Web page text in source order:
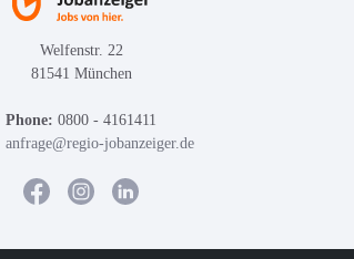
Welfenstr. 22
81541 München
Phone: 0800 - 4161411
anfrage@regio-jobanzeiger.de